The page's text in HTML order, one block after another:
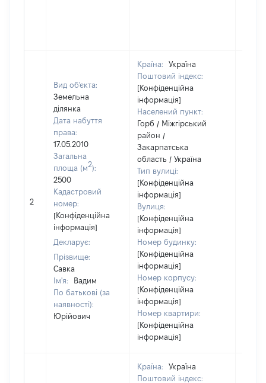
2
Вид об'єкта:
Земельна
ділянка
Дата набуття
права:
17.05.2010
Загальна
площа (м2):
2500
Кадастровий
номер:
[Конфіденційна
інформація]
Декларує:
Прізвище:
Савка
Ім'я:
Вадим
По батькові (за
наявності):
Юрійович
Країна:
Україна
Поштовий індекс:
[Конфіденційна
інформація]
Населений пункт:
Горб / Міжгірський
район /
Закарпатська
область / Україна
Тип вулиці:
[Конфіденційна
інформація]
Вулиця:
[Конфіденційна
інформація]
Номер будинку:
[Конфіденційна
інформація]
Номер корпусу:
[Конфіденційна
інформація]
Номер квартири:
[Конфіденційна
інформація]
Країна:
Україна
Поштовий індекс: